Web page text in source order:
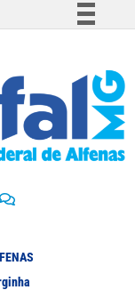
à informação